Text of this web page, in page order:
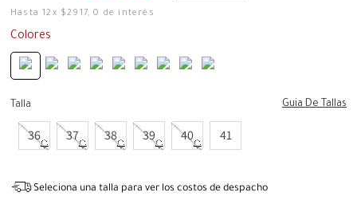
Hasta12 x $2917,0 de interés
Colores
Talla Guia De Tallas
36 37 38 39 40 41
Seleciona una talla para ver los costos de despacho